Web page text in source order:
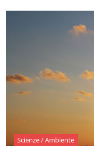
Scienze / Ambiente